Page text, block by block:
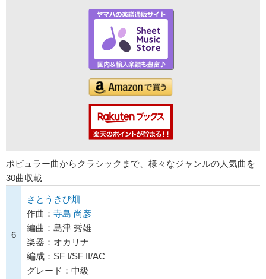
ポピュラー曲からクラシックまで、様々なジャンルの人気曲を
30曲収載
6
さとうきび畑
作曲： 寺島 尚彦
編曲：島津 秀雄
楽器：オカリナ
編成：SF I/SF II/AC
グレード：中級